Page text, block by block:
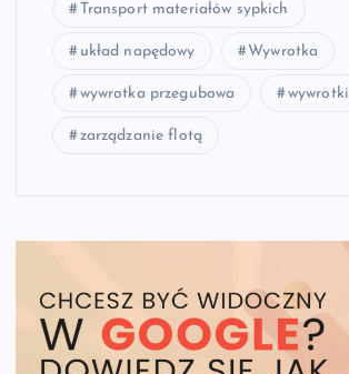
Transport materiałów sypkich
układ napędowy Wywrotka
wywrotka przegubowa wywrotki
zarządzanie flotą